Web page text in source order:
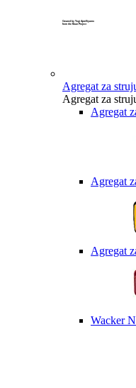
Created by Yogi Aprelliyanto
from the Noun Project
Agregat za
Agregat za
Agregat
Agregat
Agregat
Wacker